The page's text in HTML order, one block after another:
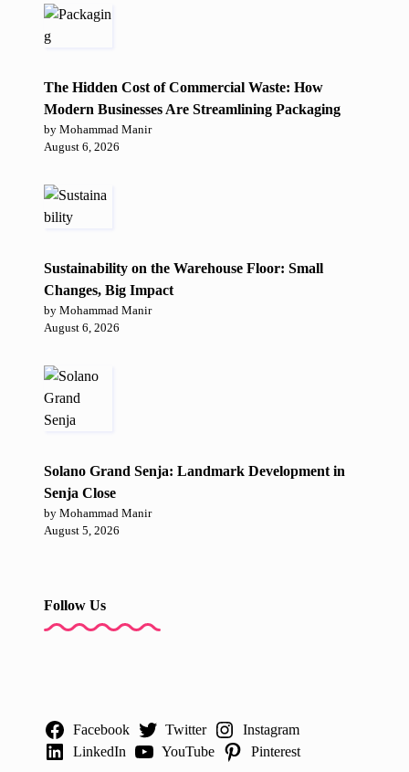
The Hidden Cost of Commercial Waste: How
Modern Businesses Are Streamlining Packaging
by Mohammad Manir
August 6, 2026
Sustainability on the Warehouse Floor: Small
Changes, Big Impact
by Mohammad Manir
August 6, 2026
Solano Grand Senja: Landmark Development in
Senja Close
by Mohammad Manir
August 5, 2026
Follow Us
Facebook Twitter
Instagram
LinkedIn
YouTube Pinterest